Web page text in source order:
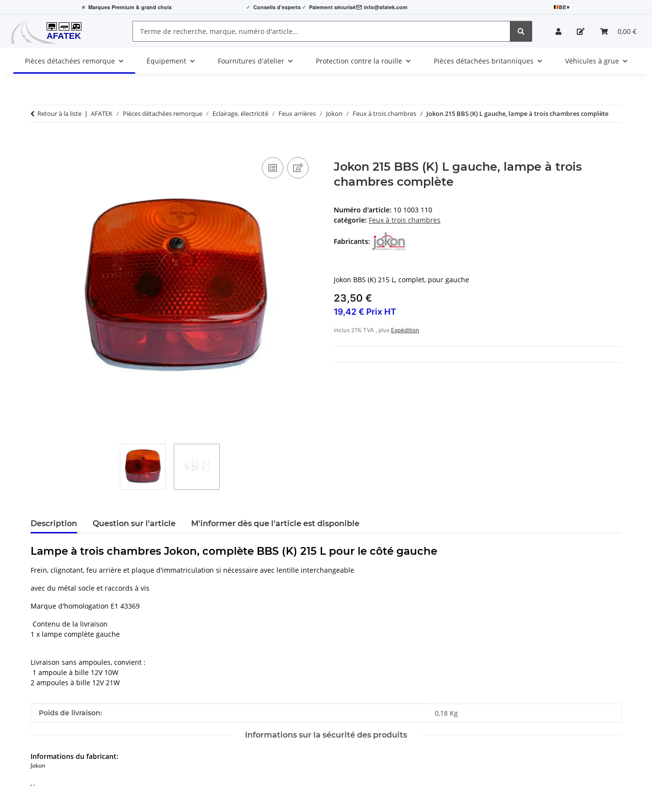
⭐ Marques Premium & grand choix ✓ Conseils d'experts ✓ Paiement sécurisé info@afatek.com BE▾
0,00 €
Pièces détachées remorque Équipement Fournitures d'atelier Protection contre la rouille Pièces détachées britanniques Véhicules à grue
Retour à la liste AFATEK Pièces détachées remorque Eclairage, électricité Feux arrières Jokon Feux à trois chambres Jokon 215 BBS (K) L gauche, lampe à trois chambres complète
Jokon 215 BBS (K) L gauche, lampe à trois
chambres complète
Numéro d'article: 10 1003 110
catégorie: Feux à trois chambres
Fabricants:
Jokon BBS (K) 215 L, complet, pour gauche
23,50 €
19,42 € Prix HT
inclus 21% TVA , plus Expédition
Description Question sur l'article M'informer dès que l'article est disponible
Lampe à trois chambres Jokon, complète BBS (K) 215 L pour le côté gauche
Frein, clignotant, feu arrière et plaque d'immatriculation si nécessaire avec lentille interchangeable
avec du métal socle et raccords à vis
Marque d'homologation E1 43369
Contenu de la livraison
1 x lampe complète gauche
Livraison sans ampoules, convient :
1 ampoule à bille 12V 10W
2 ampoules à bille 12V 21W
#productDetails.itemInformation#
#productDetails.itemValue#
Poids de livraison: 0,18 Kg
Informations sur la sécurité des produits
Informations du fabricant:
Jokon
, ,